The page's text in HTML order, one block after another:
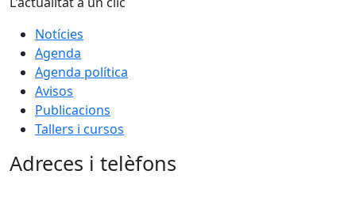
Notícies
Agenda
Agenda política
Avisos
Publicacions
Tallers i cursos
Adreces i telèfons